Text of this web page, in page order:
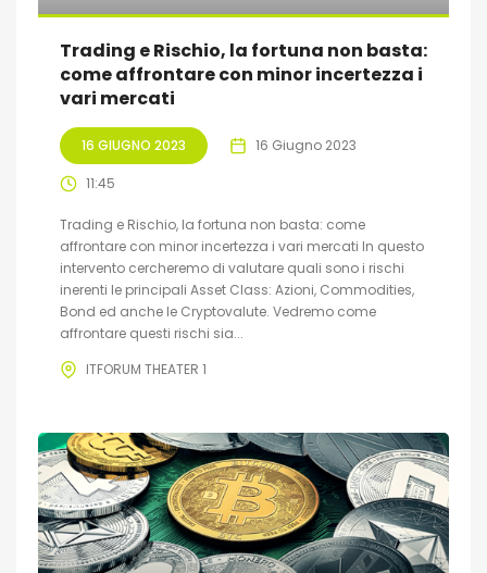
Trading e Rischio, la fortuna non basta:
come affrontare con minor incertezza i
vari mercati
16 GIUGNO 2023 16 Giugno 2023
11:45
Trading e Rischio, la fortuna non basta: come
affrontare con minor incertezza i vari mercati In questo
intervento cercheremo di valutare quali sono i rischi
inerenti le principali Asset Class: Azioni, Commodities,
Bond ed anche le Cryptovalute. Vedremo come
affrontare questi rischi sia...
ITFORUM THEATER 1